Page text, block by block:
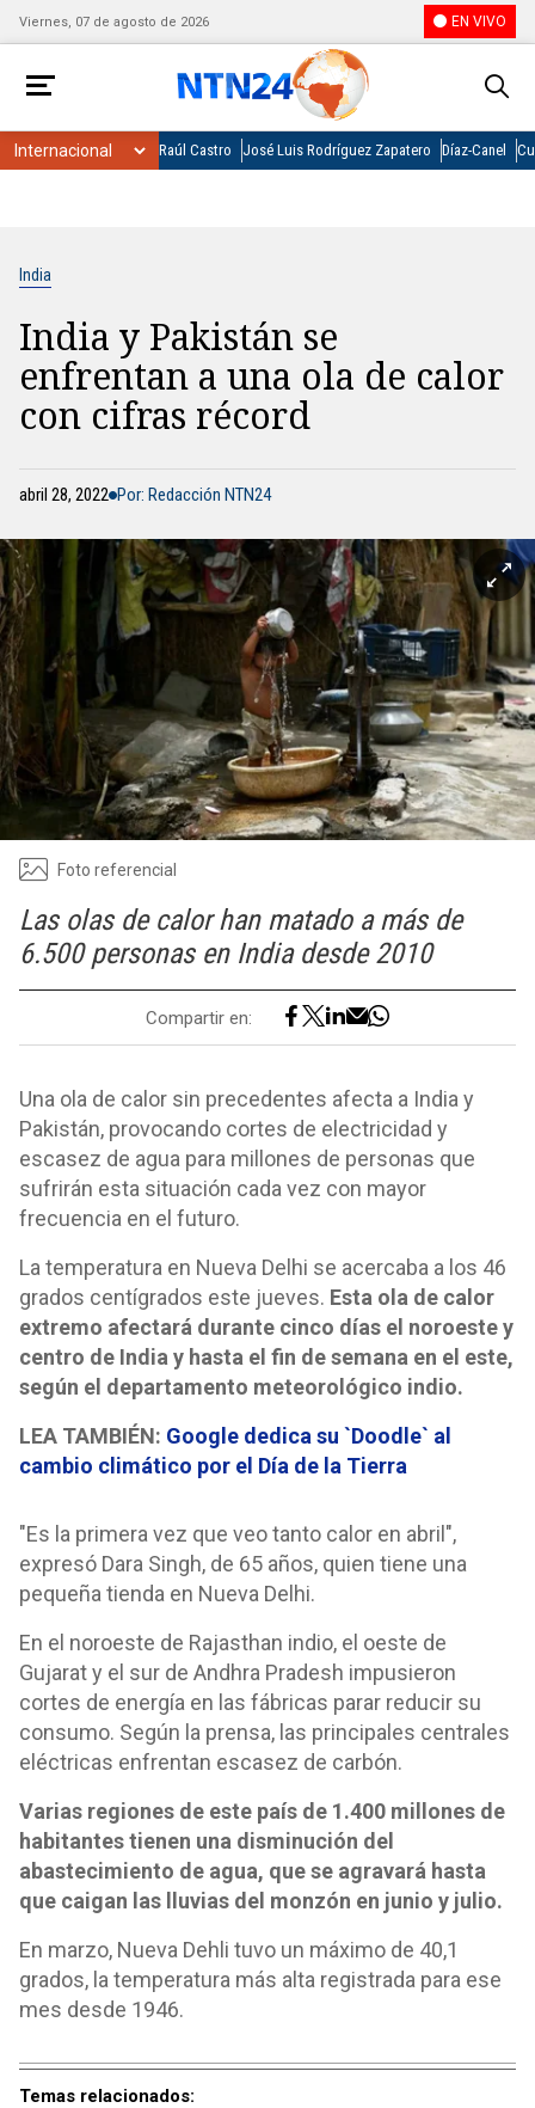
Viernes, 07 de agosto de 2026 EN VIVO
Raúl Castro José Luis Rodríguez Zapatero Díaz-Canel
India
India y Pakistán se
enfrentan a una ola de calor
con cifras récord
abril 28, 2022 Por: Redacción NTN24
Foto referencial
Las olas de calor han matado a más de
6.500 personas en India desde 2010
Compartir en:
Una ola de calor sin precedentes afecta a India y
Pakistán, provocando cortes de electricidad y
escasez de agua para millones de personas que
sufrirán esta situación cada vez con mayor
frecuencia en el futuro.
La temperatura en Nueva Delhi se acercaba a los 46
grados centígrados este jueves. Esta ola de calor
extremo afectará durante cinco días el noroeste y
centro de India y hasta el fin de semana en el este,
según el departamento meteorológico indio.
LEA TAMBIÉN: Google dedica su `Doodle` al
cambio climático por el Día de la Tierra
"Es la primera vez que veo tanto calor en abril",
expresó Dara Singh, de 65 años, quien tiene una
pequeña tienda en Nueva Delhi.
En el noroeste de Rajasthan indio, el oeste de
Gujarat y el sur de Andhra Pradesh impusieron
cortes de energía en las fábricas parar reducir su
consumo. Según la prensa, las principales centrales
eléctricas enfrentan escasez de carbón.
Varias regiones de este país de 1.400 millones de
habitantes tienen una disminución del
abastecimiento de agua, que se agravará hasta
que caigan las lluvias del monzón en junio y julio.
En marzo, Nueva Dehli tuvo un máximo de 40,1
grados, la temperatura más alta registrada para ese
mes desde 1946.
Temas relacionados: